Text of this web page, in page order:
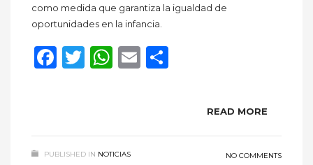
como medida que garantiza la igualdad de
oportunidades en la infancia.
Facebook
Twitter
WhatsApp
Email
READ MORE
PUBLISHED IN NOTICIAS NO COMMENTS